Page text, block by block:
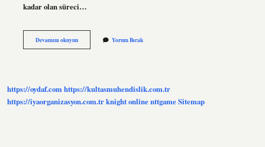
kadar olan süreci…
Devamını okuyunKonfeksiyon
Makineci
Yorum Bırak
https://oydaf.comhttps://kultasmuhendislik.com.tr
https://iyaorganizasyon.com.trknight onlinenttgameSitemap